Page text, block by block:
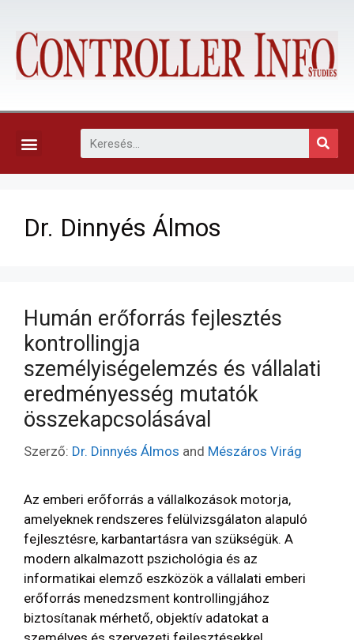
Dr. Dinnyés Álmos
Humán erőforrás fejlesztés
kontrollingja
személyiségelemzés és vállalati
eredményesség mutatók
összekapcsolásával
Szerző: Dr. Dinnyés Álmos and Mészáros Virág
Az emberi erőforrás a vállalkozások motorja,
amelyeknek rendszeres felülvizsgálaton alapuló
fejlesztésre, karbantartásra van szükségük. A
modern alkalmazott pszichológia és az
informatikai elemző eszközök a vállalati emberi
erőforrás menedzsment kontrollingjához
biztosítanak mérhető, objektív adatokat a